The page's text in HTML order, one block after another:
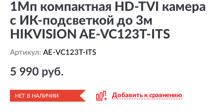
1Мп компактная HD-TVI камера
с ИК-подсветкой до 3м
HIKVISION AE-VC123T-ITS
Артикул: AE-VC123T-ITS
5 990 руб.
НЕТ В НАЛИЧИИ Добавить к сравнению